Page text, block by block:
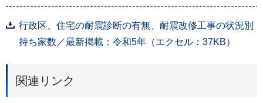
行政区、住宅の耐震診断の有無、耐震改修工事の状況別
持ち家数／最新掲載：令和5年（エクセル：37KB）
関連リンク